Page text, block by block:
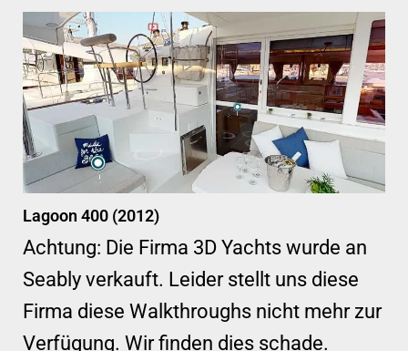
Lagoon 400 (2012)
Achtung: Die Firma 3D Yachts wurde an
Seably verkauft. Leider stellt uns diese
Firma diese Walkthroughs nicht mehr zur
Verfügung. Wir finden dies schade.